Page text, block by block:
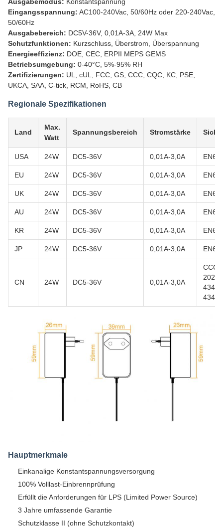
Eingangsspannung: AC100-240Vac, 50/60Hz oder 220-240Vac,
50/60Hz
Ausgabebereich: DC5V-36V, 0,01A-3A, 24W Max
Schutzfunktionen: Kurzschluss, Überstrom, Überspannung
Energieeffizienz: DOE, CEC, ERPII MEPS GEMS
Betriebsumgebung: 0-40°C, 5%-95% RH
Zertifizierungen: UL, cUL, FCC, GS, CCC, CQC, KC, PSE,
UKCA, SAA, C-tick, RCM, RoHS, CB
Regionale Spezifikationen
Land
Max.
Watt
Spannungsbereich Stromstärke
USA 24W DC5-36V 0,01A-3,0A
EU 24W DC5-36V 0,01A-3,0A
UK 24W DC5-36V 0,01A-3,0A
AU 24W DC5-36V 0,01A-3,0A
KR 24W DC5-36V 0,01A-3,0A
JP 24W DC5-36V 0,01A-3,0A
CN 24W DC5-36V 0,01A-3,0A
CCC-
2022/
Hauptmerkmale
Einkanalige Konstantspannungsversorgung
100% Volllast-Einbrennprüfung
Erfüllt die Anforderungen für LPS (Limited Power Source)
3 Jahre umfassende Garantie
Schutzklasse II (ohne Schutzkontakt)